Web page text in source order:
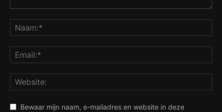
Bewaar mijn naam, e-mailadres en website in deze